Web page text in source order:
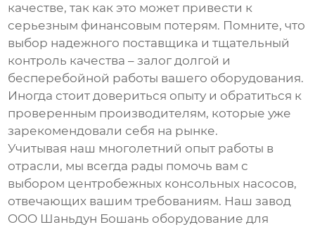
качестве, так как это может привести к
серьезным финансовым потерям. Помните, что
выбор надежного поставщика и тщательный
контроль качества – залог долгой и
бесперебойной работы вашего оборудования.
Иногда стоит довериться опыту и обратиться к
проверенным производителям, которые уже
зарекомендовали себя на рынке.
Учитывая наш многолетний опыт работы в
отрасли, мы всегда рады помочь вам с
выбором центробежных консольных насосов,
отвечающих вашим требованиям. Наш завод
OOO Шаньдун Бошань оборудование для